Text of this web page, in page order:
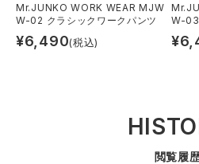
Mr.JUNKO WORK WEAR MJW
W-02 クラシックワークパンツ
¥6,490(税込)
W-03
¥
閲覧履